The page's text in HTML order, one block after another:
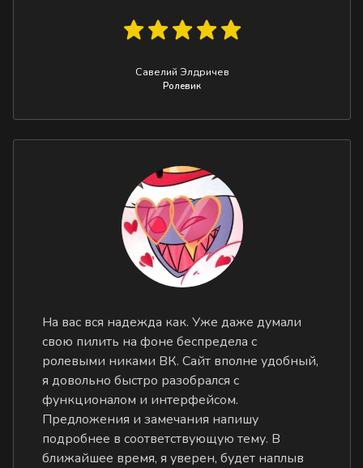
Савелий Элдричев
Ролевик
На вас вся надежда как. Уже даже думали
свою пилить на фоне беспредела с
ролевыми никами ВК. Сайт вполне удобный,
я довольно быстро разобрался с
функционалом и интерфейсом.
Предложения и замечания напишу
подробнее в соответствующую тему. В
ближайшее время, я уверен, будет наплыв